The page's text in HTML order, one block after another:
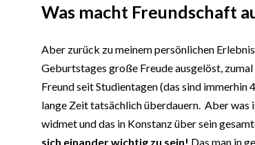
Was macht Freundschaft
Aber zurück zu meinem persönlichen
Geburtstages große Freude ausgelöst,
Freund seit Studientagen (das sind immerhin
lange Zeit tatsächlich überdauern. Aber was
widmet und das in Konstanz über sein
sich einander wichtig zu sein! Das man in